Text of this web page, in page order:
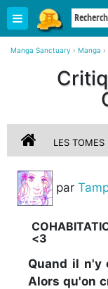
Manga Sanctuary › Manga ›
LES TOMES
par
<3
Quand il n'y
Alors qu'on